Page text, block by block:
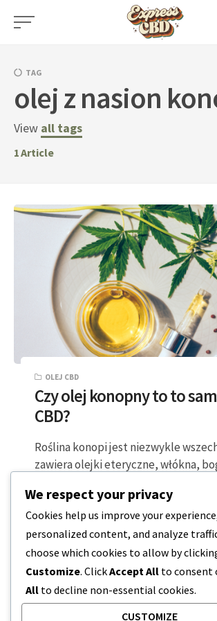
Skip
TAG
olej z nasion
View all tags
1Article
OLEJ CBD
Czy olej konopny to to
CBD?
Roślina konopi jest niezwykle
zawiera olejki eteryczne, włókna,
można znaleźć…
2 MINUTY CZYTANIA 2024-03-29
We respect your privacy
Cookies help us improve your
personalized content, and analyze
choose which cookies to allow by
Customize. ClickAccept All to consent
All to decline non-essential cookies.
CUSTOMIZE